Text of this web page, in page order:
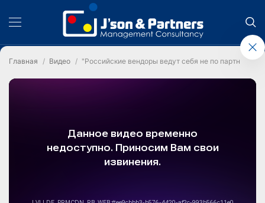
Главная Видео "Российские вендоры ведут себя не по